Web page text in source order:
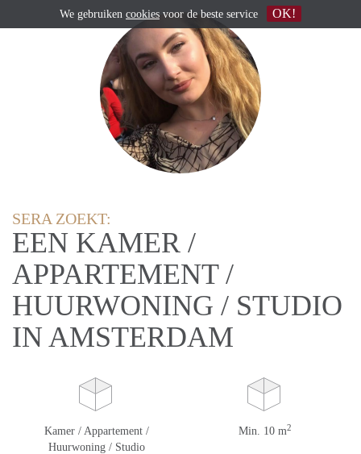
SERA ZOEKT:
EEN KAMER /
APPARTEMENT /
HUURWONING / STUDIO
IN AMSTERDAM
Kamer / Appartement /
Huurwoning / Studio
Min. 10 m2
We gebruiken cookies voor de beste service OK!